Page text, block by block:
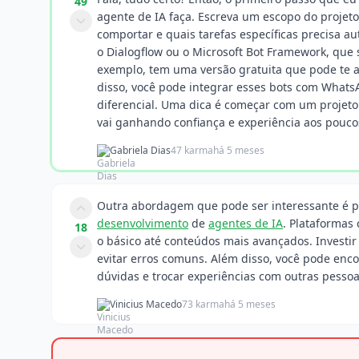
agente de IA faça. Escreva um escopo do
comportar e quais tarefas específicas precisa
o Dialogflow ou o Microsoft Bot Framework,
exemplo, tem uma versão gratuita que pode te
disso, você pode integrar esses bots com
diferencial. Uma dica é começar com um
vai ganhando confiança e experiência aos
Gabriela Dias47 karmahá 5 meses
18
Outra abordagem que pode ser interessante é
desenvolvimento de agentes de IA. Plataformas
o básico até conteúdos mais avançados.
evitar erros comuns. Além disso, você pode
dúvidas e trocar experiências com outras
Vinicius Macedo73 karmahá 5 meses